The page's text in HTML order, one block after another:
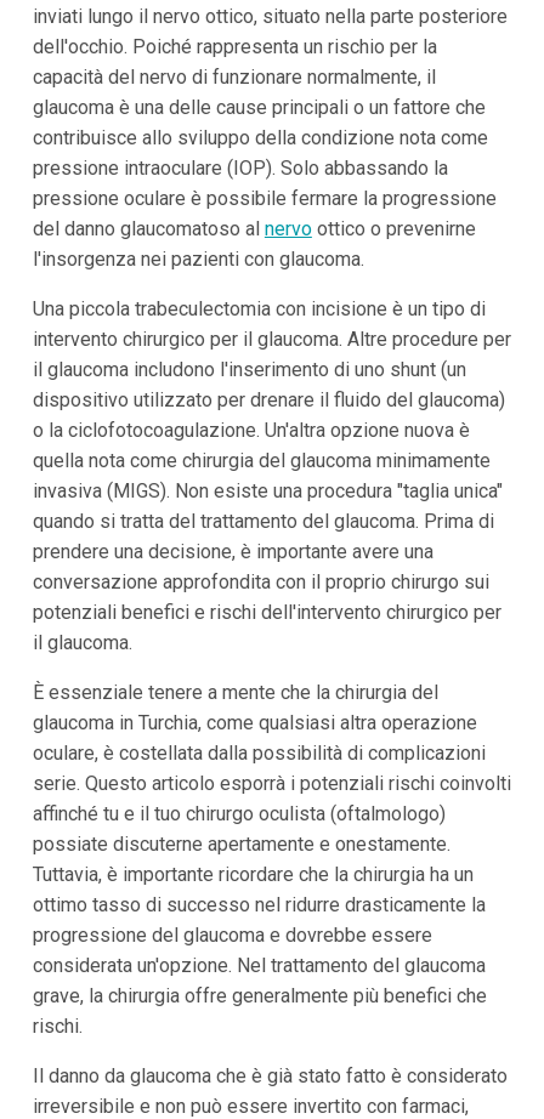
inviati lungo il nervo ottico, situato nella parte posteriore
dell'occhio. Poiché rappresenta un rischio per la
capacità del nervo di funzionare normalmente, il
glaucoma è una delle cause principali o un fattore che
contribuisce allo sviluppo della condizione nota come
pressione intraoculare (IOP). Solo abbassando la
pressione oculare è possibile fermare la progressione
del danno glaucomatoso al nervoottico o prevenirne
l'insorgenza nei pazienti con glaucoma.
Una piccola trabeculectomia con incisione è un tipo di
intervento chirurgico per il glaucoma. Altre procedure per
il glaucoma includono l'inserimento di uno shunt (un
dispositivo utilizzato per drenare il fluido del glaucoma)
o la ciclofotocoagulazione. Un'altra opzione nuova è
quella nota come chirurgia del glaucoma minimamente
invasiva (MIGS). Non esiste una procedura "taglia unica"
quando si tratta del trattamento del glaucoma. Prima di
prendere una decisione, è importante avere una
conversazione approfondita con il proprio chirurgo sui
potenziali benefici e rischi dell'intervento chirurgico per
il glaucoma.
È essenziale tenere a mente che la chirurgia del
glaucoma in Turchia, come qualsiasi altra operazione
oculare, è costellata dalla possibilità di complicazioni
serie. Questo articolo esporrà i potenziali rischi coinvolti
affinché tu e il tuo chirurgo oculista (oftalmologo)
possiate discuterne apertamente e onestamente.
Tuttavia, è importante ricordare che la chirurgia ha un
ottimo tasso di successo nel ridurre drasticamente la
progressione del glaucoma e dovrebbe essere
considerata un'opzione. Nel trattamento del glaucoma
grave, la chirurgia offre generalmente più benefici che
rischi.
Il danno da glaucoma che è già stato fatto è considerato
irreversibile e non può essere invertito con farmaci,